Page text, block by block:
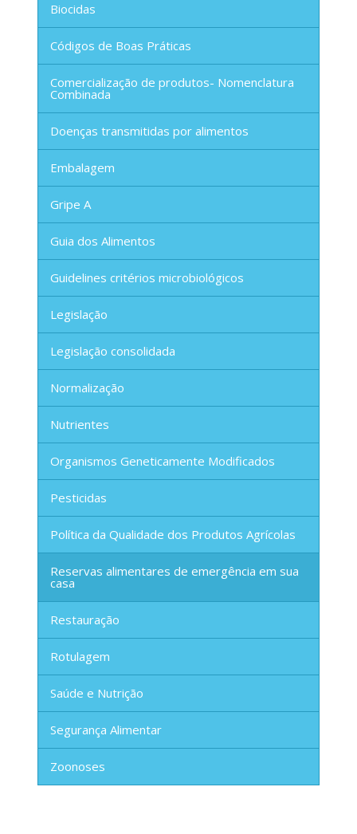
Biocidas
Códigos de Boas Práticas
Comercialização de produtos- Nomenclatura
Combinada
Doenças transmitidas por alimentos
Embalagem
Gripe A
Guia dos Alimentos
Guidelines critérios microbiológicos
Legislação
Legislação consolidada
Normalização
Nutrientes
Organismos Geneticamente Modificados
Pesticidas
Política da Qualidade dos Produtos Agrícolas
Reservas alimentares de emergência em sua
casa
Restauração
Rotulagem
Saúde e Nutrição
Segurança Alimentar
Zoonoses